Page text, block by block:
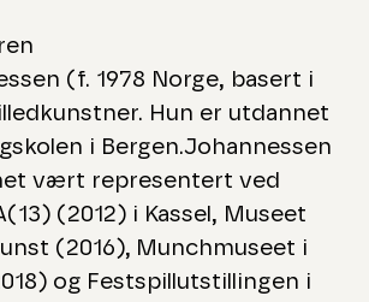
(f. 1978 Norge, basert i
Hun er utdannet
i Bergen.Johannessen
vært representert ved
(2012) i Kassel, Museet
(2016), Munchmuseet i
og Festspillutstillingen i